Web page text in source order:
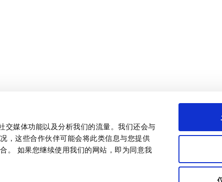
交媒体功能以及分析我们的流量。我们还会与
，这些合作伙伴可能会将此类信息与您提供
。 如果您继续使用我们的网站，即为同意我